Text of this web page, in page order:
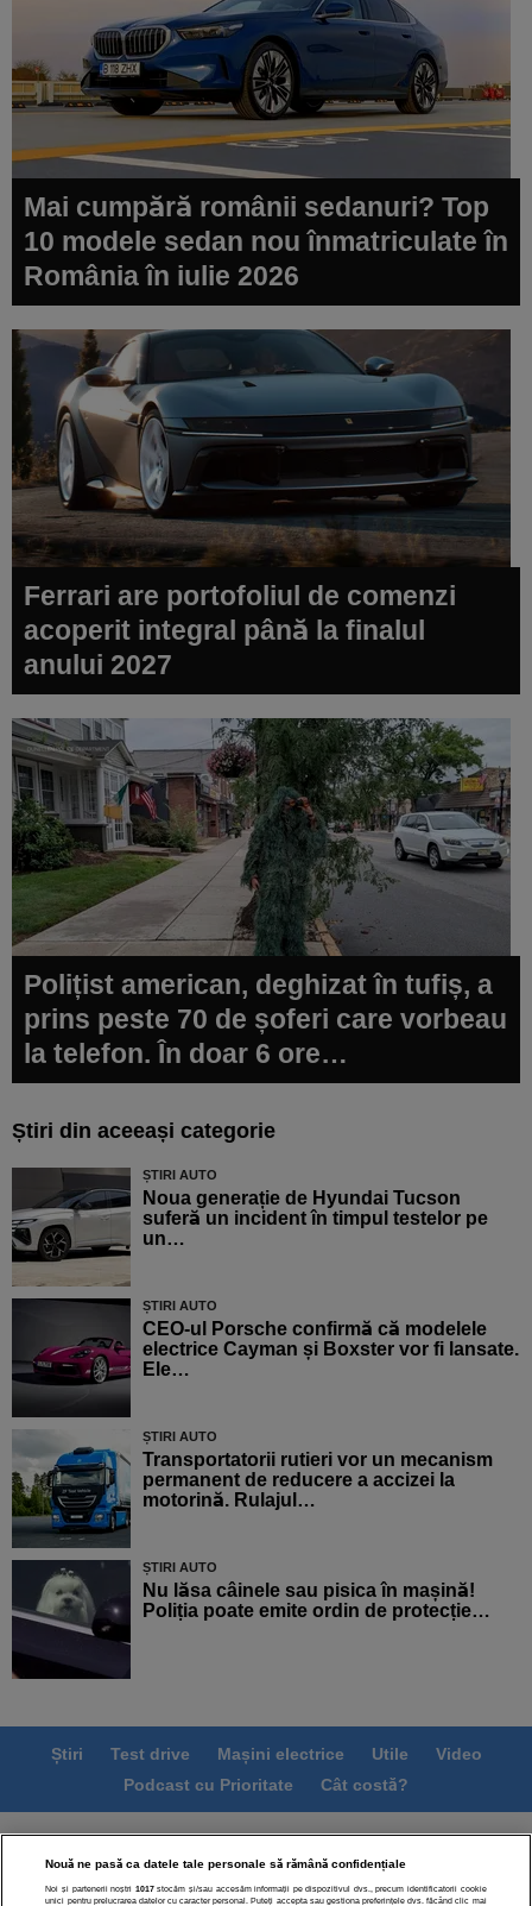
Mai cumpără românii sedanuri? Top
10 modele sedan nou înmatriculate în
România în iulie 2026
Ferrari are portofoliul de comenzi
acoperit integral până la finalul
anului 2027
Polițist american, deghizat în tufiș, a
prins peste 70 de șoferi care vorbeau
la telefon. În doar 6 ore…
Știri din aceeași categorie
ȘTIRI AUTO
Noua generație de Hyundai Tucson
suferă un incident în timpul testelor pe
un…
ȘTIRI AUTO
CEO-ul Porsche confirmă că modelele
electrice Cayman și Boxster vor fi lansate.
Ele…
ȘTIRI AUTO
Transportatorii rutieri vor un mecanism
permanent de reducere a accizei la
motorină. Rulajul…
ȘTIRI AUTO
Nu lăsa câinele sau pisica în mașină!
Poliția poate emite ordin de protecție…
Știri Test drive Mașini electrice Utile
Video
Podcast cu Prioritate
Cât costă?
Termeni si conditii
Politica de confidentialitate
Politica de cookies
Echipa editorială
Modifică Setările
Nouă ne pasă ca datele tale personale să rămână confidențiale
Noi și partenerii noștri 1017stocăm și/sau accesăm informații pe dispozitivul dvs., precum identificatorii cookie
unici pentru prelucrarea datelor cu caracter personal. Puteți accepta sau gestiona preferințele dvs. făcând clic mai